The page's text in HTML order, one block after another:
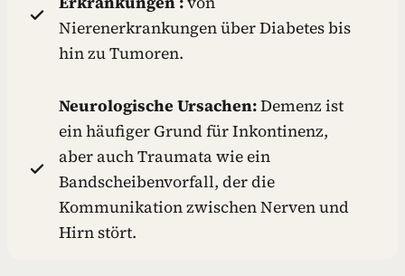
Nierenerkrankungen über Diabetes bis
hin zu Tumoren.
Neurologische Ursachen:Demenz ist
ein häufiger Grund für Inkontinenz,
aber auch Traumata wie ein
Bandscheibenvorfall, der die
Kommunikation zwischen Nerven und
Hirn stört.